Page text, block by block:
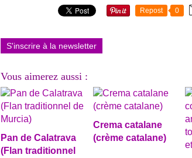
Repost 0
S'inscrire à la newsletter
Vous aimerez aussi :
Pan de Calatrava
(Flan traditionnel
Crema catalane
(crème catalane)